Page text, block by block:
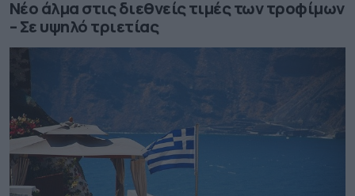
Νέο άλμα στις διεθνείς τιμές των τροφίμων
– Σε υψηλό τριετίας